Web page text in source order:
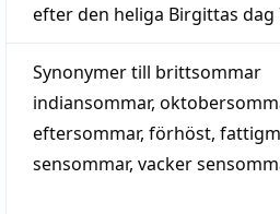
efter den heliga Birgittas dag
Synonymer till brittsommar
indiansommar,
eftersommar, förhöst,
sensommar, vacker